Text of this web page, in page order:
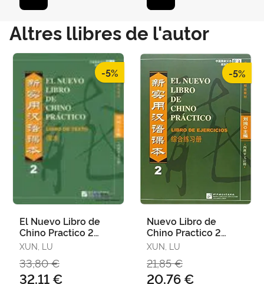
Altres llibres de l'autor
-5%
El Nuevo Libro de
Chino Practico 2
Alumno
XUN, LU
33,80 €
32,11 €
-5%
Nuevo Libro de
Chino Practico 2
Libro de Ejercicios
XUN, LU
21,85 €
20,76 €